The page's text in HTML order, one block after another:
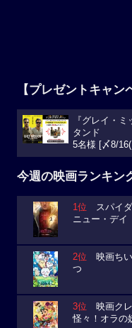
【プレゼントキャン
『グレイ・
タンド
5名様 [〆8/16(
今週の映画ランキン
1位 スパイダ
ニュー・デイ
2位 映画ち
つ
3位 映画クレ
怪々！オラの